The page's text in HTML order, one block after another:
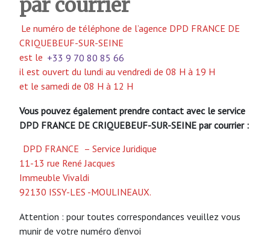
par courrier
Le numéro de téléphone de l’agence DPD FRANCE DE
CRIQUEBEUF-SUR-SEINE
est le +33 9 70 80 85 66
il est ouvert du lundi au vendredi de 08 H à 19 H
et le samedi de 08 H à 12 H
Vous pouvez également prendre contact avec le service
DPD FRANCE DE CRIQUEBEUF-SUR-SEINE par courrier :
DPD FRANCE – Service Juridique
11-13 rue René Jacques
Immeuble Vivaldi
92130 ISSY-LES -MOULINEAUX.
Attention : pour toutes correspondances veuillez vous
munir de votre numéro d’envoi